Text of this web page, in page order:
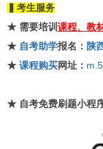
▍考生服务
★ 需要培训 课程、教
★ 自考助学报名： 陕
★ 课程购买网址：
★ 自考免费刷题小程